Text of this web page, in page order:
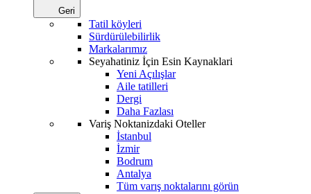
Geri
Tatil köyleri
Sürdürülebilirlik
Markalarımız
Seyahatiniz İçin Esin Kaynaklari
Yeni Açılışlar
Aile tatilleri
Dergi
Daha Fazlası
Variş Noktanizdaki Oteller
İstanbul
İzmir
Bodrum
Antalya
Tüm varış noktalarını görün